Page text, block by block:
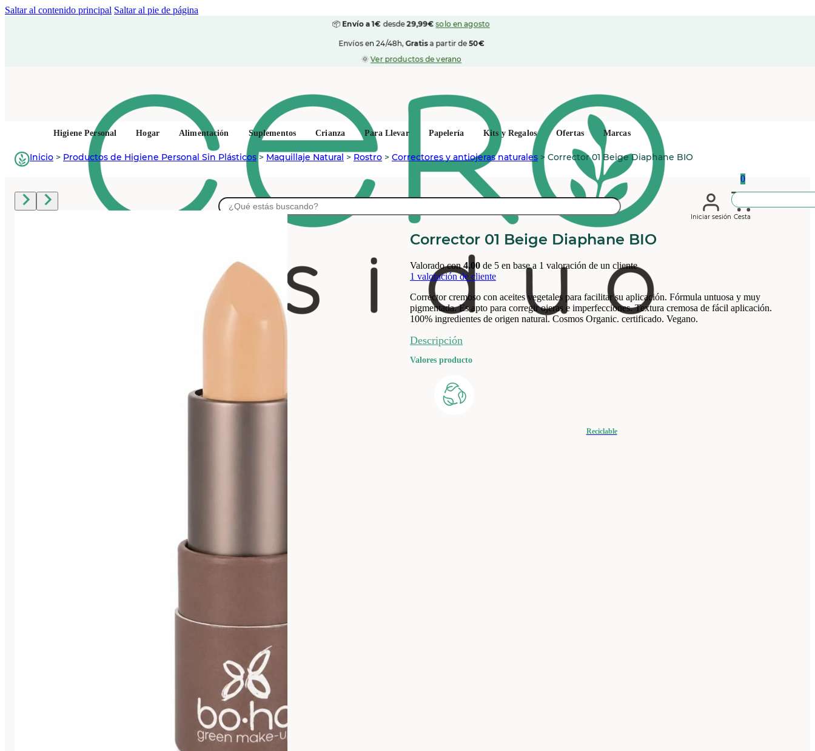
Saltar al contenido principal Saltar al pie de página
📦Envío a 1€ desde29,99€ solo en agosto
Envíos en 24/48h,Gratisa partir de50€
🌞Ver productos de verano
Buscar
Iniciar sesión
0
Cesta
Higiene Personal Hogar Alimentación Suplementos Crianza Para Llevar Papelería Kits y Regalos Ofertas Marcas
Inicio > Productos de Higiene Personal Sin Plásticos> Maquillaje Natural > Rostro > Correctores y antiojeras naturales > Corrector 01 Beige Diaphane BIO
Corrector 01 Beige Diaphane BIO
Valorado con4.00 de 5 en base a 1 valoración de un cliente
1 valoración de cliente
Corrector cremoso con aceites vegetales para facilitar su aplicación. Fórmula untuosa y muy
pigmentada. Es apto para corregir ojeras e imperfecciones. Textura cremosa de fácil aplicación.
100% ingredientes de origen natural. Cosmos Organic. certificado. Vegano.
Descripción
Valores producto
Reciclable